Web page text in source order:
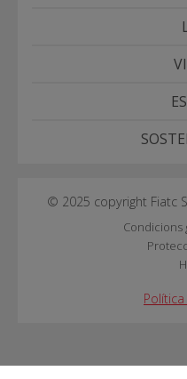
© 2025 copyright Fiatc
Condicions